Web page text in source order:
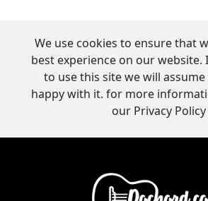
We use cookies to ensure that
best experience on our website.
to use this site we will
happy with it. for more
our Privacy Policy